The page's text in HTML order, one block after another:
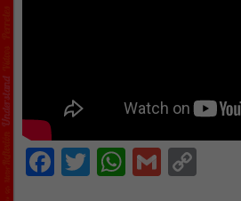
Facebook
TwitterGmail